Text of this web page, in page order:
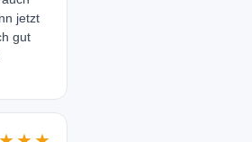
jetzt
gut